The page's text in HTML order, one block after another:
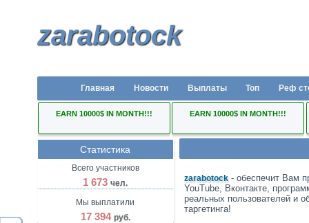
zarabotock
Главная Новости Выплаты Топ Реф
EARN 10000$ IN MONTH!!! EARN 10000$ IN MONTH!!!
Статистика
Всего участников
1 673 чел.
Мы выплатили
17 394 руб.
zarabotock- обеспечит Вам
YouTube, Вконтакте,
реальных пользователей и
таргетинга!